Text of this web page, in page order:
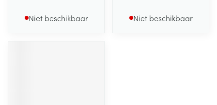
Niet beschikbaar Niet beschikbaar